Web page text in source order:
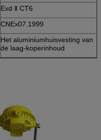
Exd Ⅱ CT6
CNEx07.1999
Het aluminiumhuisvesting van
de laag-koperinhoud